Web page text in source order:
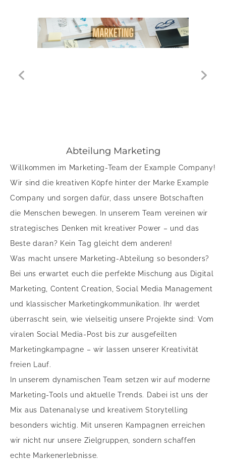
Abteilung Marketing
Willkommen im Marketing-Team der Example Company!
Wir sind die kreativen Köpfe hinter der Marke Example
Company und sorgen dafür, dass unsere Botschaften
die Menschen bewegen. In unserem Team vereinen wir
strategisches Denken mit kreativer Power – und das
Beste daran? Kein Tag gleicht dem anderen!
Was macht unsere Marketing-Abteilung so besonders?
Bei uns erwartet euch die perfekte Mischung aus Digital
Marketing, Content Creation, Social Media Management
und klassischer Marketingkommunikation. Ihr werdet
überrascht sein, wie vielseitig unsere Projekte sind: Vom
viralen Social Media-Post bis zur ausgefeilten
Marketingkampagne – wir lassen unserer Kreativität
freien Lauf.
In unserem dynamischen Team setzen wir auf moderne
Marketing-Tools und aktuelle Trends. Dabei ist uns der
Mix aus Datenanalyse und kreativem Storytelling
besonders wichtig. Mit unseren Kampagnen erreichen
wir nicht nur unsere Zielgruppen, sondern schaffen
echte Markenerlebnisse.